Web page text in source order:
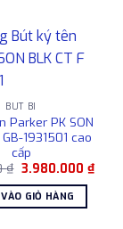
BÚT BI
Parker PK SON
GB-1931501 cao
cấp
₫ Giá
là:
4.149.000 ₫.
3.980.000 ₫Giá
hiện
GIỎ HÀNG